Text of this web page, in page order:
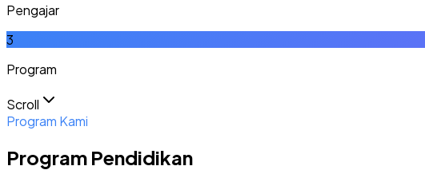
Pengajar
3
Program
Scroll
Program Kami
Program Pendidikan